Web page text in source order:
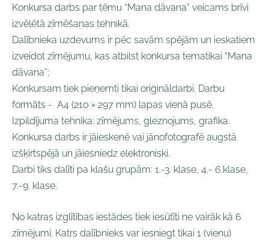
Konkursa darbs par tēmu “Mana dāvana” veicams brīvi
izvēlētā zīmēšanas tehnikā.
Dalībnieka uzdevums ir pēc savām spējām un ieskatiem
izveidot zīmējumu, kas atbilst konkursa tematikai “Mana
dāvana”;
Konkursam tiek pieņemti tikai oriģināldarbi. Darbu
formāts - A4 (210 × 297 mm) lapas vienā pusē.
Izpildījuma tehnika: zīmējums, gleznojums, grafika.
Konkursa darbs ir jāieskenē vai jānofotografē augstā
izšķirtspējā un jāiesniedz elektroniski.
Darbi tiks dalīti pa klašu grupām: 1.-3. klase, 4.- 6.klase,
7.-9. klase.
No katras izglītības iestādes tiek iesūtīti ne vairāk kā 6
zīmējumi. Katrs dalībnieks var iesniegt tikai 1 (vienu)